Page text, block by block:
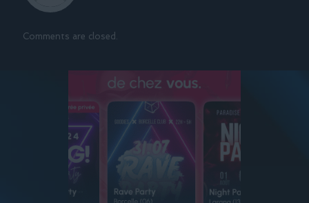
Comments are closed.